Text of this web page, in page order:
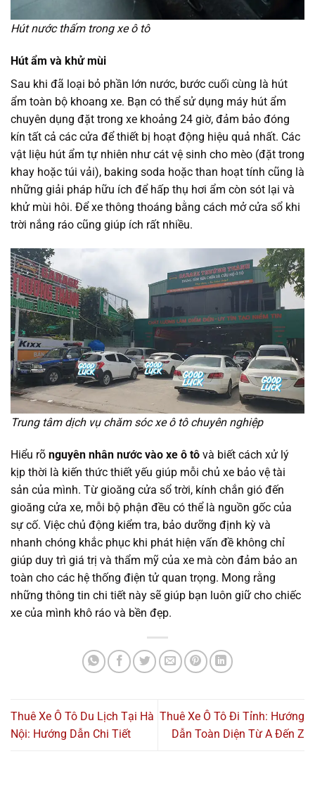
Hút nước thấm trong xe ô tô
Hút ẩm và khử mùi
Sau khi đã loại bỏ phần lớn nước, bước cuối cùng là hút
ẩm toàn bộ khoang xe. Bạn có thể sử dụng máy hút ẩm
chuyên dụng đặt trong xe khoảng 24 giờ, đảm bảo đóng
kín tất cả các cửa để thiết bị hoạt động hiệu quả nhất. Các
vật liệu hút ẩm tự nhiên như cát vệ sinh cho mèo (đặt trong
khay hoặc túi vải), baking soda hoặc than hoạt tính cũng là
những giải pháp hữu ích để hấp thụ hơi ẩm còn sót lại và
khử mùi hôi. Để xe thông thoáng bằng cách mở cửa sổ khi
trời nắng ráo cũng giúp ích rất nhiều.
Trung tâm dịch vụ chăm sóc xe ô tô chuyên nghiệp
Hiểu rõ nguyên nhân nước vào xe ô tô và biết cách xử lý
kịp thời là kiến thức thiết yếu giúp mỗi chủ xe bảo vệ tài
sản của mình. Từ gioăng cửa sổ trời, kính chắn gió đến
gioăng cửa xe, mỗi bộ phận đều có thể là nguồn gốc của
sự cố. Việc chủ động kiểm tra, bảo dưỡng định kỳ và
nhanh chóng khắc phục khi phát hiện vấn đề không chỉ
giúp duy trì giá trị và thẩm mỹ của xe mà còn đảm bảo an
toàn cho các hệ thống điện tử quan trọng. Mong rằng
những thông tin chi tiết này sẽ giúp bạn luôn giữ cho chiếc
xe của mình khô ráo và bền đẹp.
Thuê Xe Ô Tô Du Lịch Tại Hà
Nội: Hướng Dẫn Chi Tiết
Thuê Xe Ô Tô Đi Tỉnh: Hướng
Dẫn Toàn Diện Từ A Đến Z